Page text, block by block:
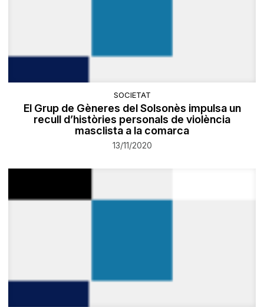
SOCIETAT
El Grup de Gèneres del Solsonès impulsa un
recull d’històries personals de violència
masclista a la comarca
13/11/2020